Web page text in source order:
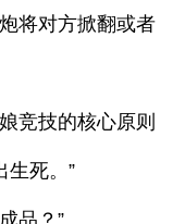
将对方掀翻或者
竞技的核心原则
生死。”
品？”